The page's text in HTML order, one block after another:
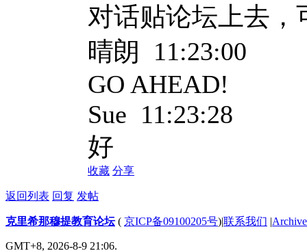
对话贴论坛上去，
晴朗 11:23:00
GO AHEAD!
Sue 11:23:28
好
收藏 分享
返回列表 回复 发帖
克里希那穆提教育论坛( 京ICP备09100205号)|联系我们 |
GMT+8, 2026-8-9 21:06.